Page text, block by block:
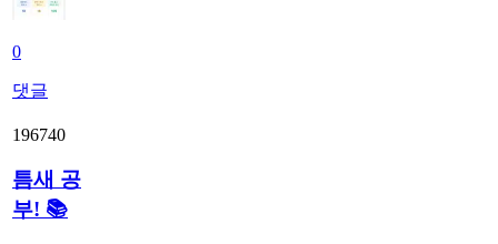
0
댓글
196740
틈새 공
부! 📚